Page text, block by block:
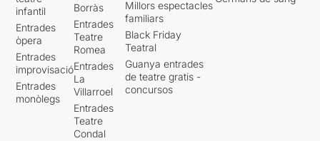
infantil
Entrades
òpera
Entrades
improvisació
Entrades
monòlegs
Borràs
Entrades
Teatre
Romea
Entrades
La
Villarroel
Entrades
Teatre
Condal
Millors espectacles
familiars
Black Friday
Teatral
Guanya entrades
de teatre gratis -
concursos